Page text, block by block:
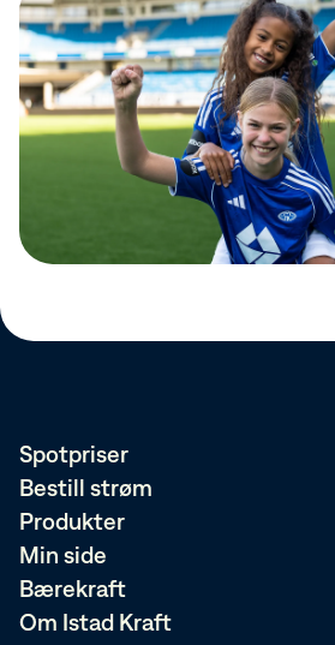
Spotpriser
Bestill strøm
Produkter
Min side
Bærekraft
Om Istad Kraft